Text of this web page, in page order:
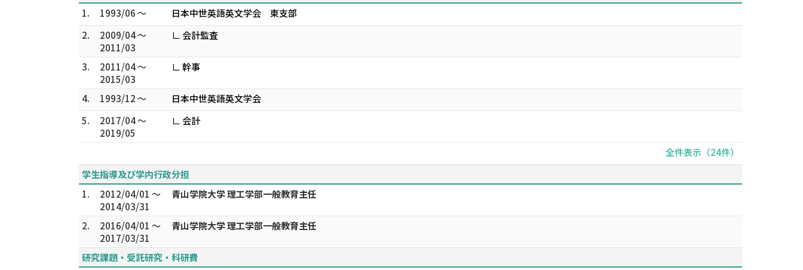
1.
1993/06 ～
日本中世英語英文学会 東支部
2.
2009/04 ～
2011/03
∟ 会計監査
3.
2011/04 ～
2015/03
∟ 幹事
4. 1993/12 ～
日本中世英語英文学会
5.
2017/04 ～
2019/05
∟ 会計
全件表示（24件）
学生指導及び学内行政分担
1.
2012/04/01 ～
2014/03/31
青山学院大学 理工学部一般教育主任
2.
2016/04/01 ～
2017/03/31
青山学院大学 理工学部一般教育主任
研究課題・受託研究・科研費